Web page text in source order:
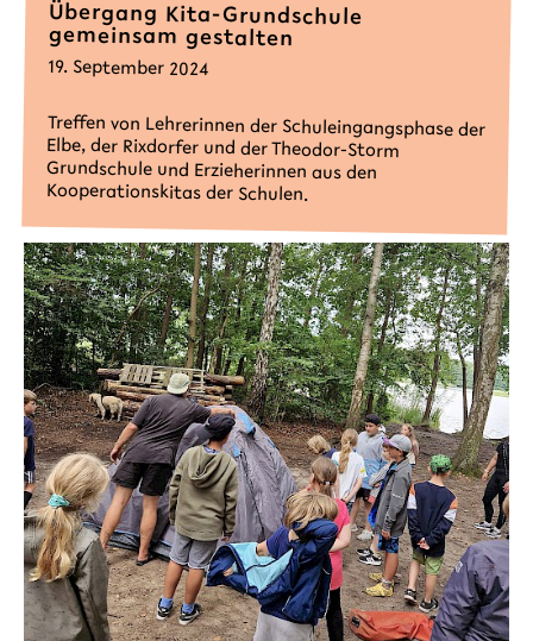
Übergang Kita-Grundschule
gemeinsam gestalten
19. September 2024
Treffen von Lehrerinnen der Schuleingangsphase der
Elbe, der Rixdorfer und der Theodor-Storm
Grundschule und Erzieherinnen aus den
Kooperationskitas der Schulen.